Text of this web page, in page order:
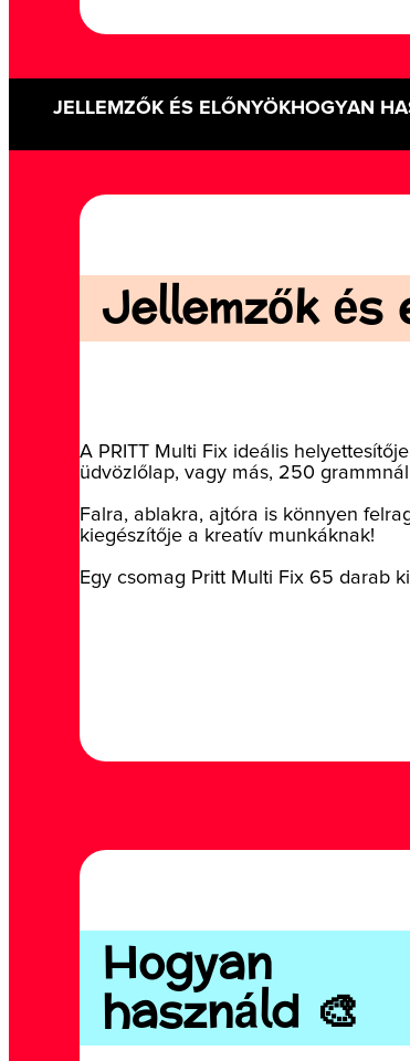
JELLEMZŐK ÉS ELŐNYÖKHOGYAN
Jellemzők és
A PRITT Multi Fix ideális
üdvözlőlap, vagy más, 250
Falra, ablakra, ajtóra is könnyen
kiegészítője a kreatív munkáknak!
Egy csomag Pritt Multi Fix 65 darab
Hogyan
használd 🎨